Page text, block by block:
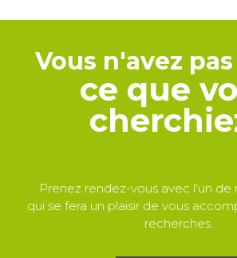
Vous n'avez
ce que
Prenez rendez-vous avec l'un de
qui se fera un plaisir de vous
recherches.